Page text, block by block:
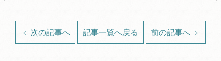
次の記事へ 記事一覧へ戻る 前の記事へ